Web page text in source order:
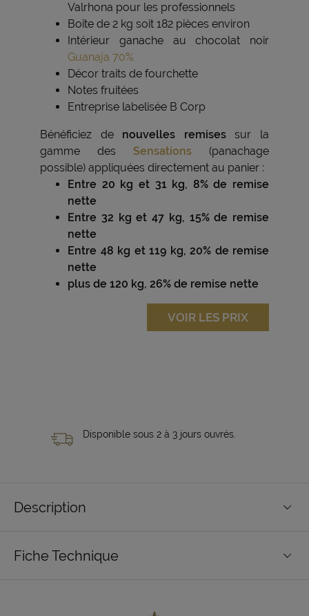
Valrhona pour les professionnels
Boîte de 2 kg soit 182 pièces environ
Intérieur ganache au chocolat noir
Guanaja 70%
Décor traits de fourchette
Notes fruitées
Entreprise labelisée B Corp
Bénéficiez de nouvelles remisessur la
gamme des Sensations (panachage
possible) appliquées directement au panier :
Entre 20 kg et 31 kg, 8% de remise
nette
Entre 32 kg et 47 kg, 15% de remise
nette
Entre 48 kg et 119 kg, 20% de remise
nette
plus de 120 kg, 26% de remise nette
VOIR LES PRIX
Disponible sous 2 à 3 jours ouvrés.
Description
Fiche Technique